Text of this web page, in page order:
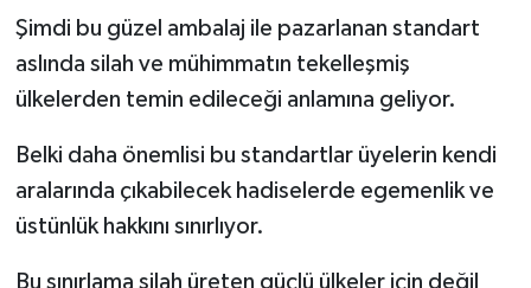
Şimdi bu güzel ambalaj ile pazarlanan standart
aslında silah ve mühimmatın tekelleşmiş
ülkelerden temin edileceği anlamına geliyor.
Belki daha önemlisi bu standartlar üyelerin kendi
aralarında çıkabilecek hadiselerde egemenlik ve
üstünlük hakkını sınırlıyor.
Bu sınırlama silah üreten güçlü ülkeler için değil